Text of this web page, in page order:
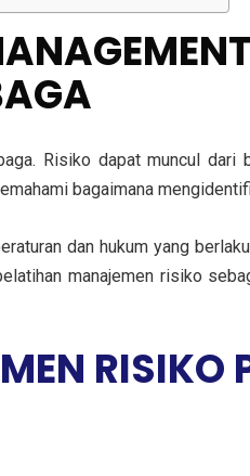
Risiko dapat muncul dari
bagaimana
dan hukum yang
manajemen risiko
RISIKO